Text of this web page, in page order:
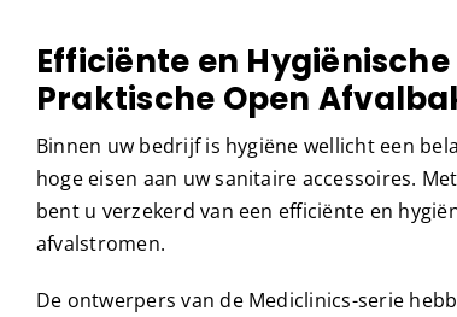
Efficiënte en
Praktische Open
Binnen uw bedrijf is hygiëne wellicht een
hoge eisen aan uw sanitaire accessoires.
bent u verzekerd van een efficiënte en
afvalstromen.
De ontwerpers van de Mediclinics-serie